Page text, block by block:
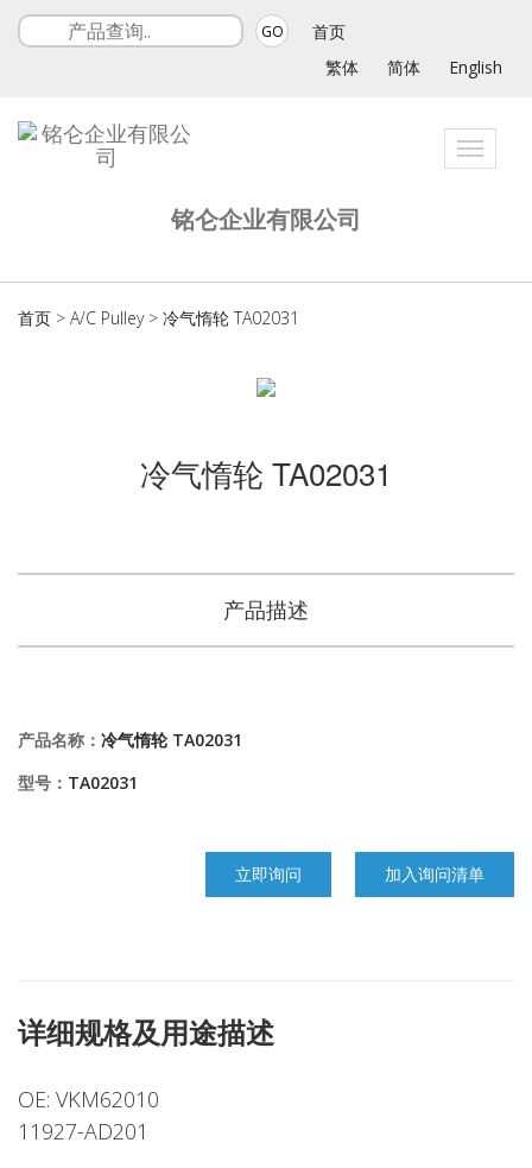
GO
首页
繁体
简体 English
Toggle
铭仑企业有限公司
首页 > A/C Pulley> 冷气惰轮 TA02031
冷气惰轮 TA02031
产品描述
产品名称： 冷气惰轮 TA02031
型号： TA02031
立即询问 加入询问清单
详细规格及用途描述
OE: VKM62010
11927-AD201